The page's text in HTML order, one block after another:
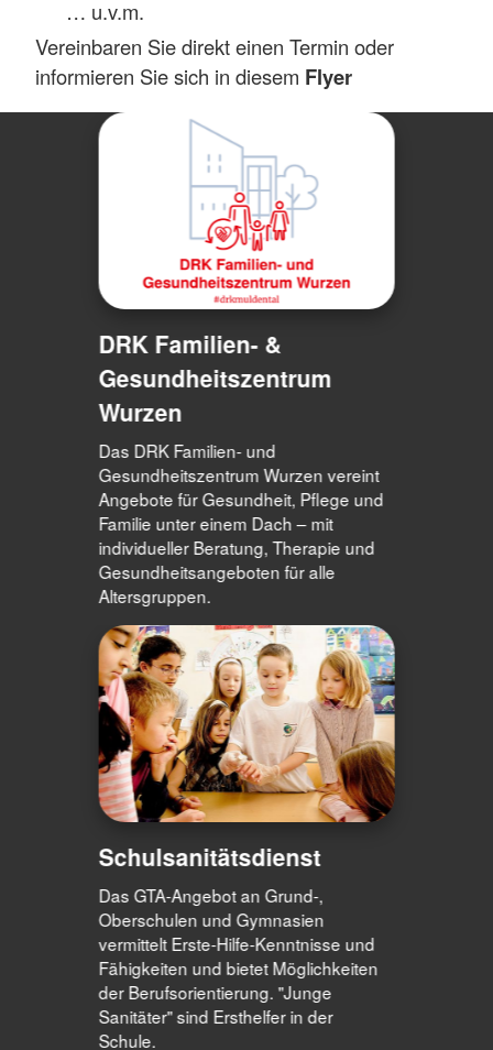
… u.v.m.
Vereinbaren Sie direkt einen Termin oder
informieren Sie sich in diesem Flyer
DRK Familien- &
Gesundheitszentrum
Wurzen
Das DRK Familien- und
Gesundheitszentrum Wurzen vereint
Angebote für Gesundheit, Pflege und
Familie unter einem Dach – mit
individueller Beratung, Therapie und
Gesundheitsangeboten für alle
Altersgruppen.
Schulsanitätsdienst
Das GTA-Angebot an Grund-,
Oberschulen und Gymnasien
vermittelt Erste-Hilfe-Kenntnisse und
Fähigkeiten und bietet Möglichkeiten
der Berufsorientierung. "Junge
Sanitäter" sind Ersthelfer in der
Schule.